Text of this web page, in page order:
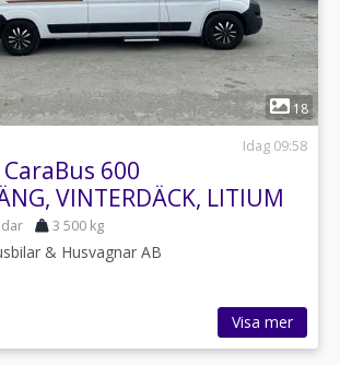
1
18
Idag 09:58
600
VINTERDÄCK, LITIUM
3 500 kg
& Husvagnar AB
Visa mer